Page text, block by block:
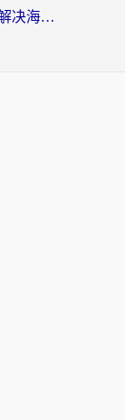
在美国怎么用酷我听周杰伦？3步解决海外听歌地域限制，附QQ音乐网易云通用技巧